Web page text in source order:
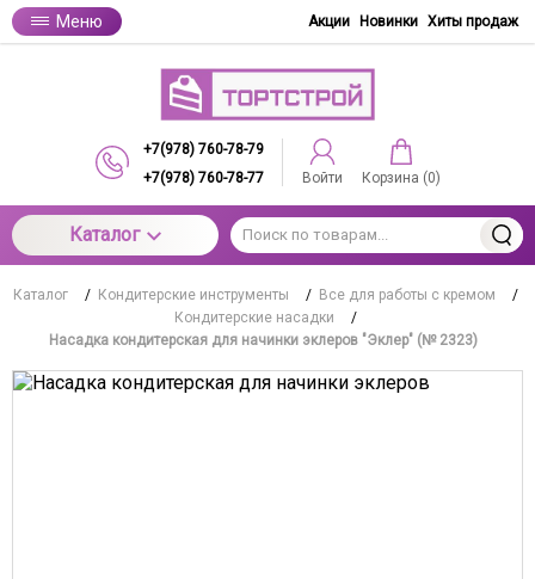
Меню Акции Новинки Хиты продаж
+7(978) 760-78-79
+7(978) 760-78-77
Войти Корзина (0)
Каталог
Каталог / Кондитерские инструменты / Все для работы с кремом
/
Кондитерские насадки
/
Насадка кондитерская для начинки эклеров "Эклер" (№ 2323)